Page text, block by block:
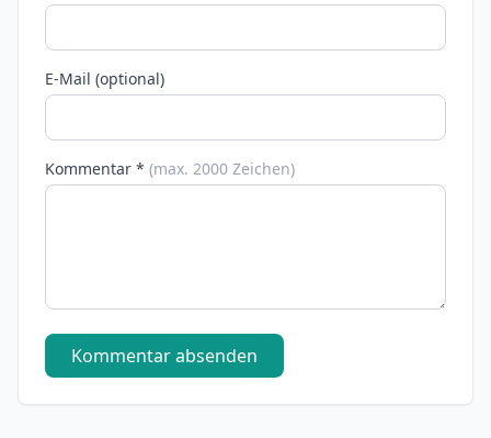
E-Mail (optional)
Kommentar * (max. 2000 Zeichen)
Kommentar absenden